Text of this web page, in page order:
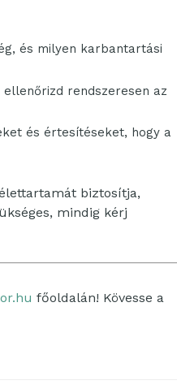
és milyen karbantartási
rendszeresen az
és értesítéseket, hogy a
biztosítja,
mindig kérj
főoldalán! Kövesse a